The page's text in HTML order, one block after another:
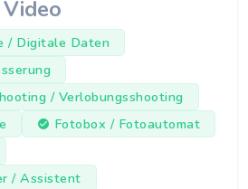
/ Digitale Daten
/ Verlobungsshooting
Fotobox / Fotoautomat
/ Assistent